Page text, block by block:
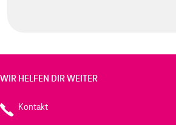
WIR HELFEN DIR WEITER
Kontakt